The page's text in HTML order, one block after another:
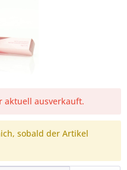
aktuell ausverkauft.
sobald der Artikel